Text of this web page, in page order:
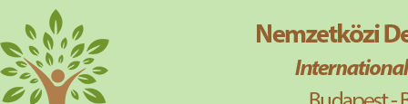
Ugrás a tartalomra